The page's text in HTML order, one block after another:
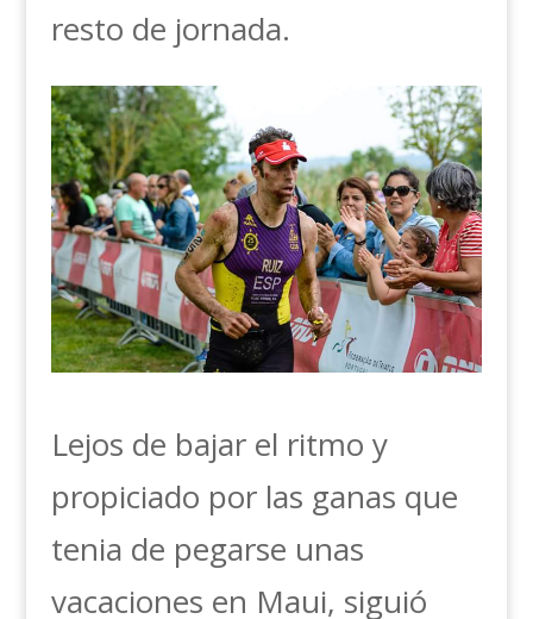
resto de jornada.
Lejos de bajar el ritmo y
propiciado por las ganas que
tenia de pegarse unas
vacaciones en Maui, siguió